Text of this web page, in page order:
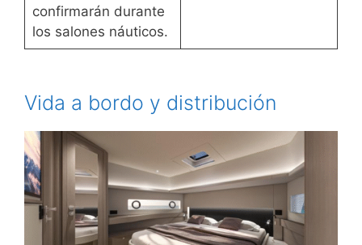
confirmarán durante
los salones náuticos.
Vida a bordo y distribución